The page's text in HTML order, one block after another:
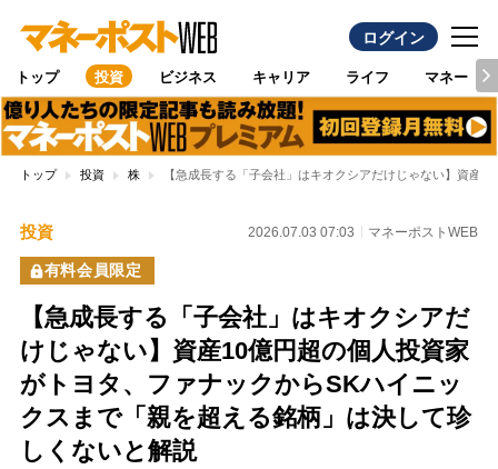
ログイン
トップ 投資 ビジネス キャリア ライフ マネー
トップ 投資 株 【急成長する「子会社」はキオクシアだけじゃない】資産
投資 2026.07.03 07:03 マネーポストWEB
有料会員限定
【急成長する「子会社」はキオクシアだ
けじゃない】資産10億円超の個人投資家
がトヨタ、ファナックからSKハイニッ
クスまで「親を超える銘柄」は決して珍
しくないと解説